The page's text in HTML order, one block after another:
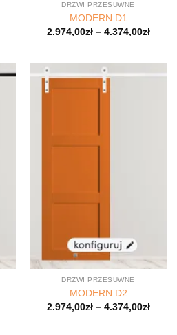
DRZWI PRZESUWNE
MODERN D1
2.974,00zł– 4.374,00zł
DRZWI PRZESUWNE
MODERN D2
2.974,00zł– 4.374,00zł